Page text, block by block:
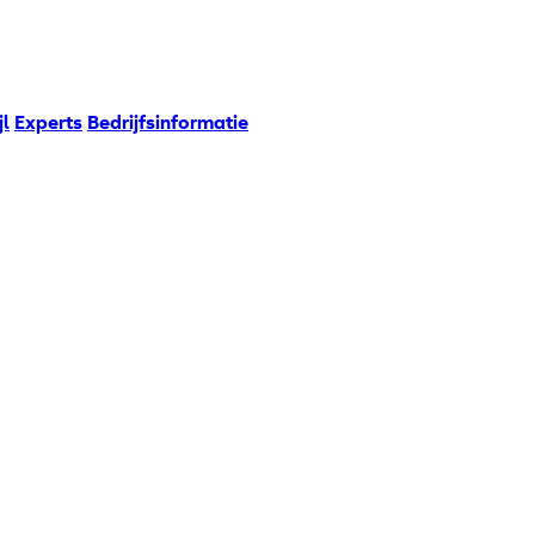
Experts Bedrijfsinformatie